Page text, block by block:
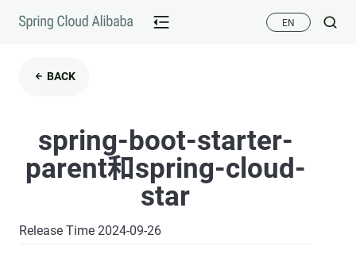
EN
BACK
spring-boot-starter-
parent和spring-cloud-
star
Release Time 2024-09-26